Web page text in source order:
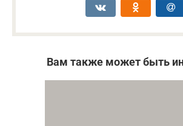
Вам также может быть